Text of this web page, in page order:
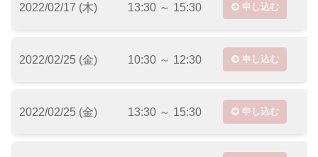
2022/02/17 (木) 13:30 ～ 15:30 申し込む
2022/02/25 (金) 10:30 ～ 12:30 申し込む
2022/02/25 (金) 13:30 ～ 15:30 申し込む